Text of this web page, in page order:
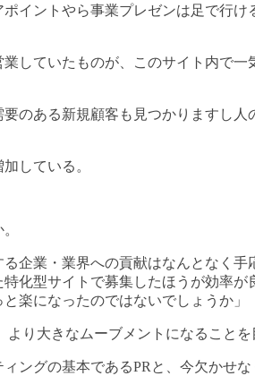
イントやら事業プレゼンは足で行け
していたものが、このサイト内で一
のある新規顧客も見つかりますし人
している。
企業・業界への貢献はなんとなく
化型サイトで募集したほうが効率が
楽になったのではないでしょうか」
り大きなムーブメントになることを
ングの基本であるPRと、今欠かせ